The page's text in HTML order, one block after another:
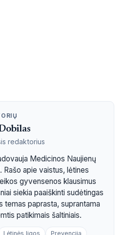
redaktorius
Medicinos Naujienų
Rašo apie vaistus, lėtines
gyvensenos klausimus
siekia paaiškinti sudėtingas
temas paprasta, suprantama
patikimais šaltiniais.
Lėtinės ligos Prevencija